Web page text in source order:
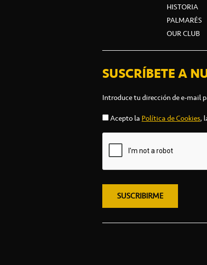
HISTORIA
PALMARÉS
OUR CLUB
SUSCRÍBETE A
Introduce tu dirección de e-mail
Acepto la Política de Cookies,